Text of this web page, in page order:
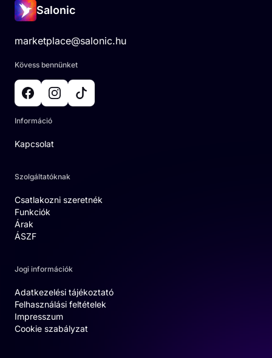
Salonic
marketplace@salonic.hu
Kövess bennünket
Információ
Kapcsolat
Szolgáltatóknak
Csatlakozni szeretnék
Funkciók
Árak
ÁSZF
Jogi információk
Adatkezelési tájékoztató
Felhasználási feltételek
Impresszum
Cookie szabályzat